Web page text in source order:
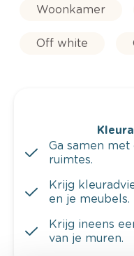
Woonkamer
Off white
Ga samen
ruimtes.
Krijg
en je meubels.
Krijg ineens
van je muren.